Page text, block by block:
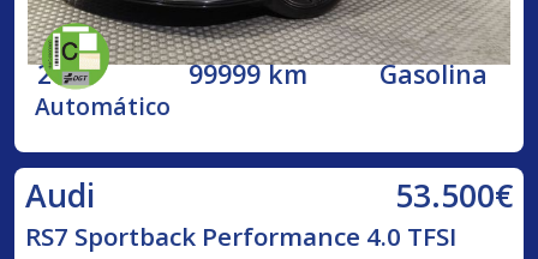
2009 99999 km Gasolina
Automático
Audi 53.500€
RS7 Sportback Performance 4.0 TFSI